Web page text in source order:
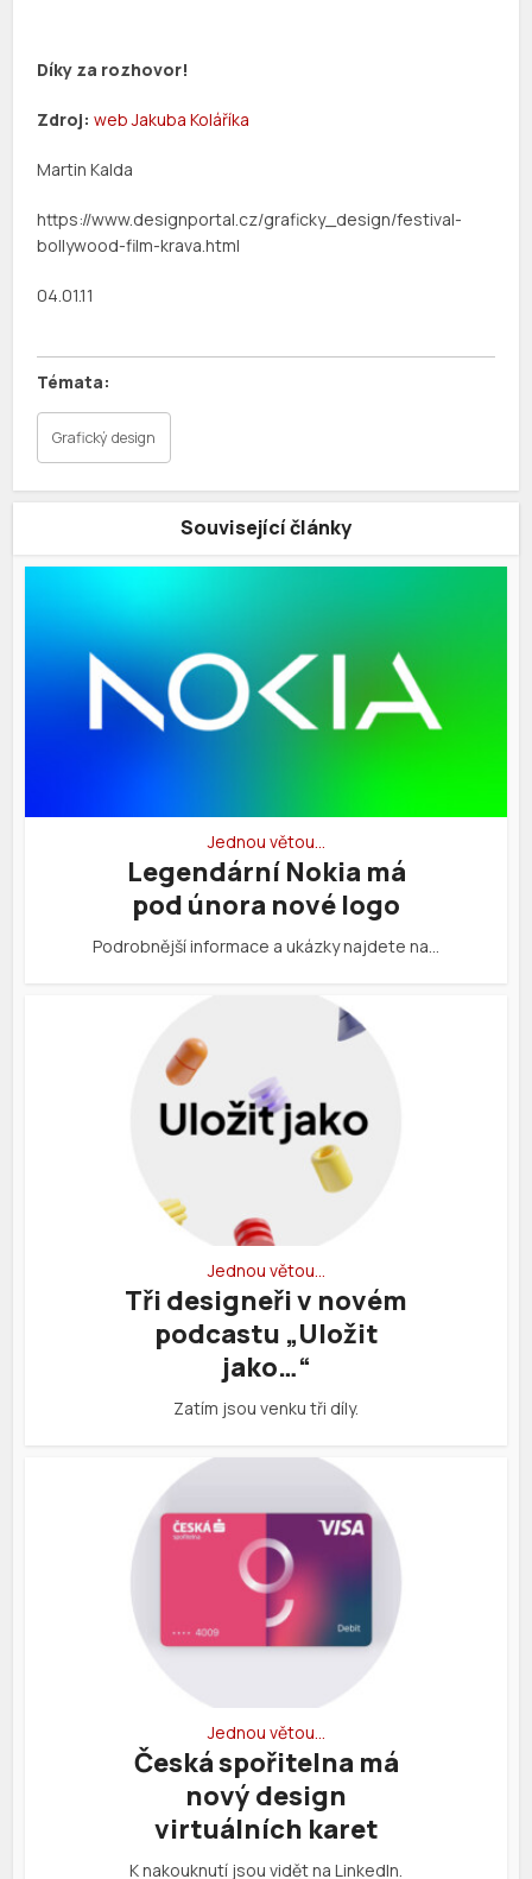
Díky za rozhovor!
Zdroj: web Jakuba Koláříka
Martin Kalda
https://www.designportal.cz/graficky_design/festival-
bollywood-film-krava.html
04.01.11
Grafický design
Související články
Jednou větou…
Legendární Nokia má
pod února nové logo
Podrobnější informace a ukázky najdete na…
Jednou větou…
Tři designeři v novém
podcastu „Uložit
jako…“
Zatím jsou venku tři díly.
Jednou větou…
Česká spořitelna má
nový design
virtuálních karet
K nakouknutí jsou vidět na LinkedIn.